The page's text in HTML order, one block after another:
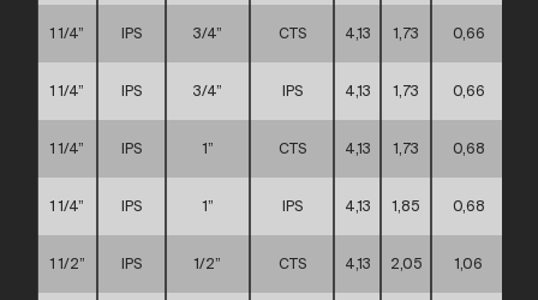
1 1/4” IPS 3/4” CTS 4,13 1,73 0,66
1 1/4” IPS 3/4” IPS 4,13 1,73 0,66
1 1/4” IPS 1” CTS 4,13 1,73 0,68
1 1/4” IPS 1” IPS 4,13 1,85 0,68
1 1/2” IPS 1/2” CTS 4,13 2,05 1,06